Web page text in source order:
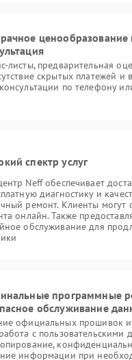
ценообразование
листы, предварительная
скрытых платежей и
по телефону
спектр услуг
Neff обеспечивает
диагностику и
ремонт. Клиенты могут
онлайн. Также
обслуживание для
программные
обслуживание
официальных прошивок
с пользовательскими
информации при